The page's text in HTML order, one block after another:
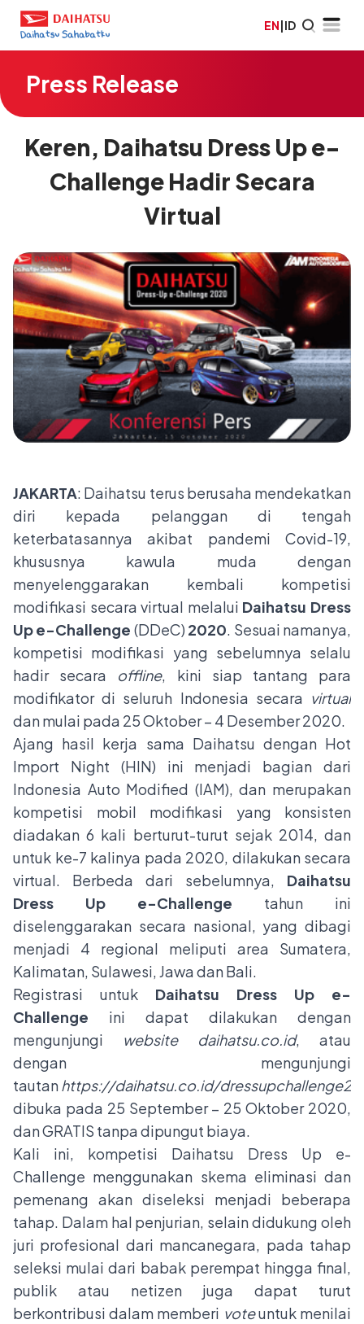
EN|ID
Press Release
Keren, Daihatsu Dress Up e-
Challenge Hadir Secara
Virtual
JAKARTA: Daihatsu terus berusaha mendekatkan
diri kepada pelanggan di tengah
keterbatasannya akibat pandemi Covid-19,
khususnya kawula muda dengan
menyelenggarakan kembali kompetisi
modifikasi secara virtual melalui Daihatsu Dress
Up e-Challenge (DDeC) 2020. Sesuai namanya,
kompetisi modifikasi yang sebelumnya selalu
hadir secara offline, kini siap tantang para
modifikator di seluruh Indonesia secara virtual
dan mulai pada 25 Oktober – 4 Desember 2020.
Ajang hasil kerja sama Daihatsu dengan Hot
Import Night (HIN) ini menjadi bagian dari
Indonesia Auto Modified (IAM), dan merupakan
kompetisi mobil modifikasi yang konsisten
diadakan 6 kali berturut-turut sejak 2014, dan
untuk ke-7 kalinya pada 2020, dilakukan secara
virtual. Berbeda dari sebelumnya, Daihatsu
Dress Up e-Challenge tahun ini
diselenggarakan secara nasional, yang dibagi
menjadi 4 regional meliputi area Sumatera,
Kalimatan, Sulawesi, Jawa dan Bali.
Registrasi untuk Daihatsu Dress Up e-
Challenge ini dapat dilakukan dengan
mengunjungi website daihatsu.co.id, atau
dengan mengunjungi
tautanhttps://daihatsu.co.id/
dibuka pada 25 September – 25 Oktober 2020,
dan GRATIS tanpa dipungut biaya.
Kali ini, kompetisi Daihatsu Dress Up e-
Challenge menggunakan skema eliminasi dan
pemenang akan diseleksi menjadi beberapa
tahap. Dalam hal penjurian, selain didukung oleh
juri profesional dari mancanegara, pada tahap
seleksi mulai dari babak perempat hingga final,
publik atau netizen juga dapat turut
berkontribusi dalam memberi voteuntuk menilai